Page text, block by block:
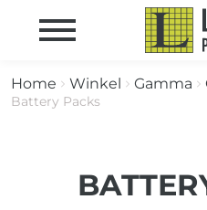
Home Winkel Gamma
Battery Packs